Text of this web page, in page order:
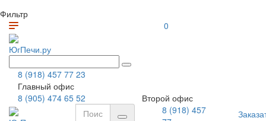
Фильтр
ЮгПечи.ру
0
8 (918) 457 77 23
Главный офис
8 (905) 474 65 52
Второй офис
8 (918) 457